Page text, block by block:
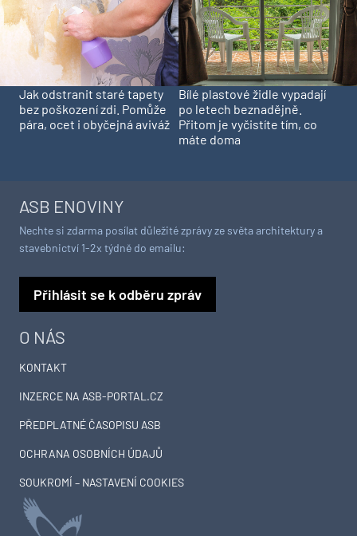
Jak odstranit staré tapety
bez poškození zdi. Pomůže
pára, ocet i obyčejná aviváž
Bílé plastové židle vypadají
po letech beznadějně.
Přitom je vyčistíte tím, co
máte doma
O NÁS
KONTAKT
INZERCE NA ASB-PORTAL.CZ
PŘEDPLATNÉ ČASOPISU ASB
OCHRANA OSOBNÍCH ÚDAJŮ
SOUKROMÍ – NASTAVENÍ COOKIES
ASB ENOVINY
Nechte si zdarma posílat důležité zprávy ze světa architektury a
stavebnictví 1-2x týdně do emailu:
Přihlásit se k odběru zpráv